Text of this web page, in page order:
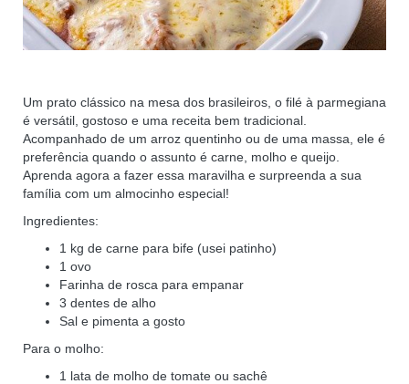
Um prato clássico na mesa dos brasileiros, o filé à parmegiana
é versátil, gostoso e uma receita bem tradicional.
Acompanhado de um arroz quentinho ou de uma massa, ele é
preferência quando o assunto é carne, molho e queijo.
Aprenda agora a fazer essa maravilha e surpreenda a sua
família com um almocinho especial!
Ingredientes:
1 kg de carne para bife (usei patinho)
1 ovo
Farinha de rosca para empanar
3 dentes de alho
Sal e pimenta a gosto
Para o molho:
1 lata de molho de tomate ou sachê